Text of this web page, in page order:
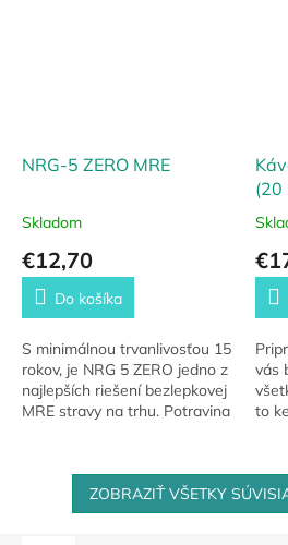
NRG-5 ZERO MRE
Skladom
€12,70
Do košíka
S minimálnou trvanlivosťou 15
rokov, je NRG 5 ZERO jedno z
najlepších riešení bezlepkovej
MRE stravy na trhu. Potravina
(20
vás
to
váš
ZOBRAZIŤ VŠETKY